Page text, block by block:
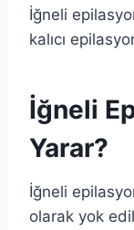
İğneli
kalıcı
İğneli
Yarar?
İğneli
olarak yok